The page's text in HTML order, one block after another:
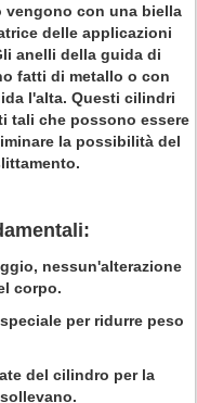
vengono con una biella
delle applicazioni
anelli della guida di
fatti di metallo o con
l'alta. Questi cilindri
tali che possono essere
la possibilità del
nessun'alterazione
corpo.
per ridurre peso
del cilindro per la